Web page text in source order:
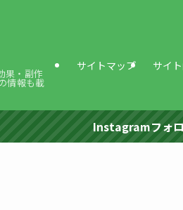
果・副作
情報も載
サイトマップ サイ
Instagramフォ